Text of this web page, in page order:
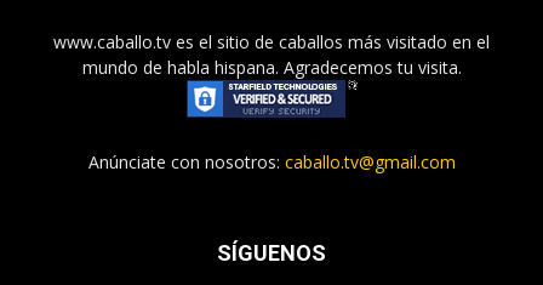
www.caballo.tv es el sitio de caballos más visitado en el
mundo de habla hispana. Agradecemos tu visita.
Anúnciate con nosotros: caballo.tv@gmail.com
SÍGUENOS